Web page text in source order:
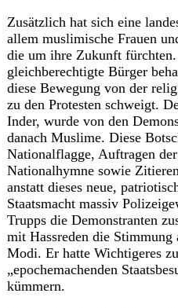
Zusätzlich hat sich eine
allem muslimische Frauen
die um ihre Zukunft
gleichberechtigte Bürger
diese Bewegung von der
zu den Protesten schweigt.
Inder, wurde von den
danach Muslime. Diese
Nationalflagge, Auftragen
Nationalhymne sowie
anstatt dieses neue,
Staatsmacht massiv
Trupps die Demonstranten
mit Hassreden die
Modi. Er hatte Wichtigeres
„epochemachenden
kümmern.